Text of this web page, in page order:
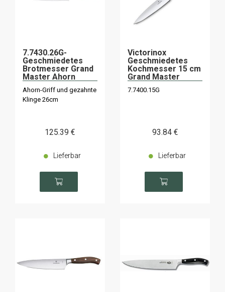
7.7430.26G-
Geschmiedetes
Brotmesser Grand
Master Ahorn
Ahorn-Griff und gezahnte
Klinge 26cm
125.39 €
Lieferbar
Victorinox
Geschmiedetes
Kochmesser 15 cm
Grand Master
Geschmiedet
7.7400.15G
93.84 €
Lieferbar